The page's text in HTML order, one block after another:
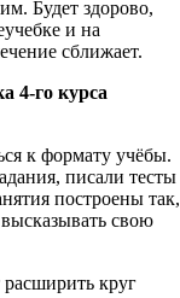
Будет здорово,
и на
сближает.
4-го курса
к формату учёбы.
писали тесты
построены так,
свою
расширить круг